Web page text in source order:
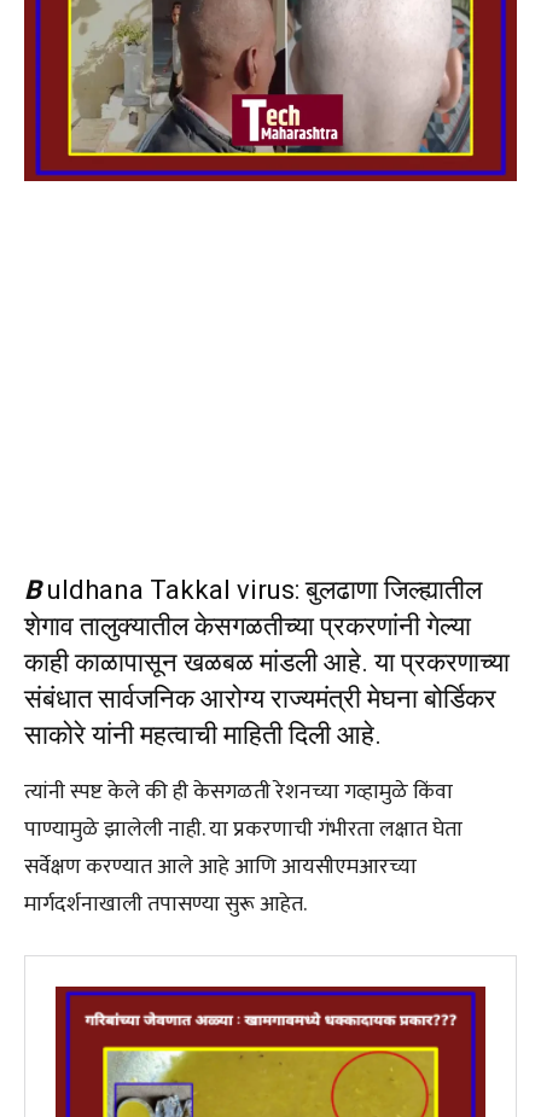
Buldhana Takkal virus: बुलढाणा जिल्ह्यातील
शेगाव तालुक्यातील केसगळतीच्या प्रकरणांनी गेल्या
काही काळापासून खळबळ मांडली आहे. या प्रकरणाच्या
संबंधात सार्वजनिक आरोग्य राज्यमंत्री मेघना बोर्डिकर
साकोरे यांनी महत्वाची माहिती दिली आहे.
त्यांनी स्पष्ट केले की ही केसगळती रेशनच्या गव्हामुळे किंवा
पाण्यामुळे झालेली नाही. या प्रकरणाची गंभीरता लक्षात घेता
सर्वेक्षण करण्यात आले आहे आणि आयसीएमआरच्या
मार्गदर्शनाखाली तपासण्या सुरू आहेत.